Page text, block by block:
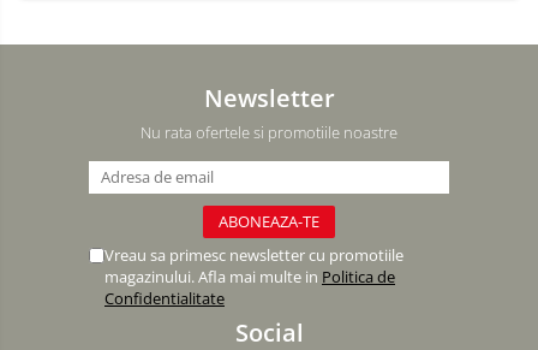
Newsletter
Nu rata ofertele si promotiile noastre
Vreau sa primesc newsletter cu promotiile
magazinului. Afla mai multe in Politica de
Confidentialitate
Social